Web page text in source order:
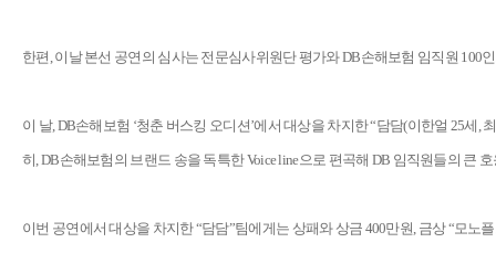
한편, 이날 본선 공연의 심사는 전문심사위원단 평가와 DB손해보험 임직원
이 날, DB손해보험 ‘청춘 버스킹 오디션’에서 대상을 차지한 “담담(이한얼 25
히, DB손해보험의 브랜드 송을 독특한 Voice line으로 편곡해 DB 임직원들의 큰
이번 공연에서 대상을 차지한 “담담”팀에게는 상패와 상금 400만원, 금상 “모노